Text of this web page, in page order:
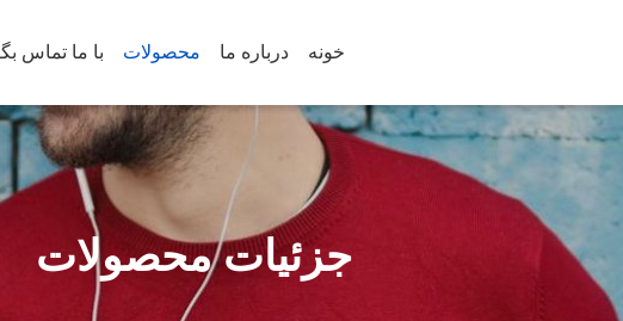
خونه درباره ما محصولات با ما تماس
جزئیات محصولات